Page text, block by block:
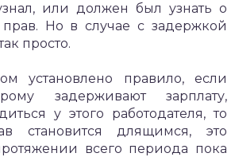
или должен был узнать о
Но в случае с задержкой
просто.
установлено правило, если
задерживают зарплату,
у этого работодателя, то
становится длящимся, это
всего периода пока